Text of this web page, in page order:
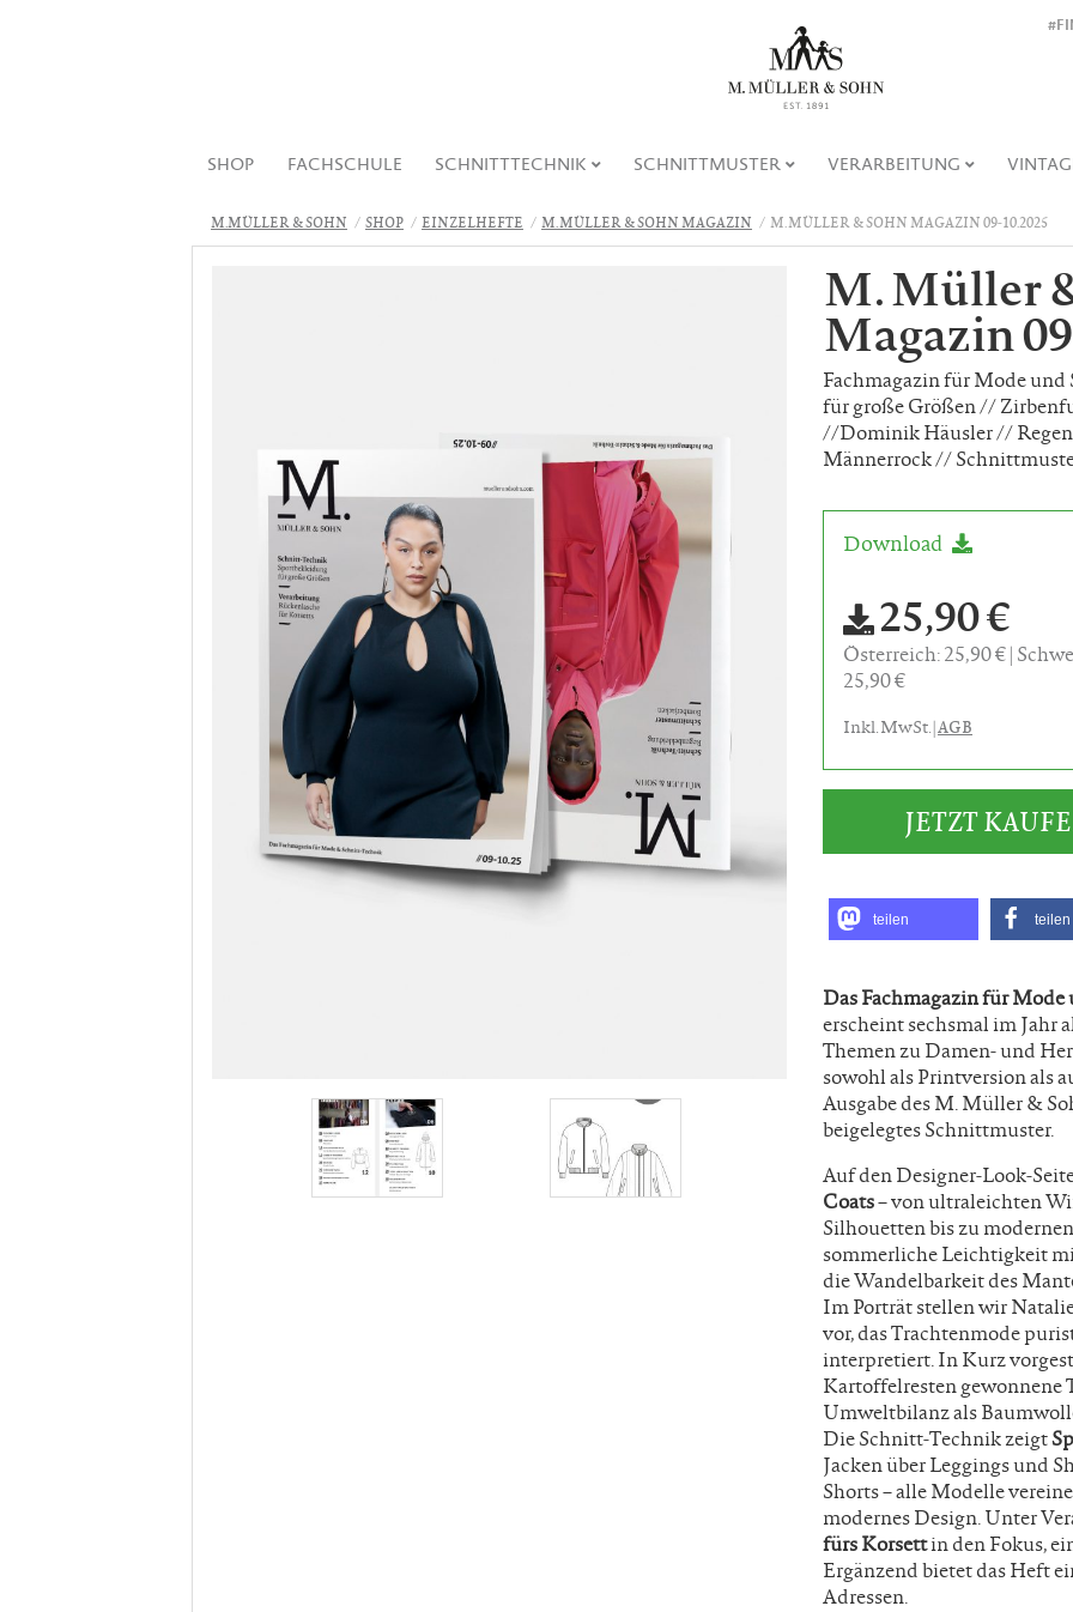
SHOP FACHSCHULE SCHNITTTECHNIK SCHNITTMUSTER VERARBEITUNG
M.MÜLLER & SOHN SHOP EINZELHEFTE M. MÜLLER & SOHN MAGAZIN M. MÜLLER & SOHN MAGAZIN 09-10.2025
M. Müller
Magazin
Fachmagazin für Mode
für große Größen //
//Dominik Häusler //
Männerrock //
Download
25,90 €
Österreich: 25,90 €
25,90 €
Inkl. MwSt. |AGB
JETZT
teilen teilen
Das Fachmagazin für
erscheint sechsmal im Jahr
Themen zu Damen- und
sowohl als Printversion als
Ausgabe des M. Müller &
beigelegtes Schnittmuster.
Auf den Designer-Look-
Coats– von ultraleichten
Silhouetten bis zu
sommerliche Leichtigkeit
die Wandelbarkeit des
Im Porträt stellen wir
vor, das Trachtenmode
interpretiert. In Kurz
Kartoffelresten gewonnene
Umweltbilanz als
Die Schnitt-Technik zeigt
Jacken über Leggings und
Shorts – alle Modelle
modernes Design. Unter
fürs Korsettin den Fokus,
Ergänzend bietet das Heft
Adressen.